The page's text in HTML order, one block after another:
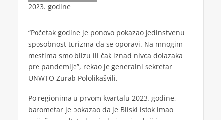
“Početak godine je ponovo pokazao jedinstvenu
sposobnost turizma da se oporavi. Na mnogim
mestima smo blizu ili čak iznad nivoa dolazaka
pre pandemije”, rekao je generalni sekretar
UNWTO Zurab Pololikašvili.
Po regionima u prvom kvartalu 2023. godine,
barometar je pokazao da je Bliski istok imao